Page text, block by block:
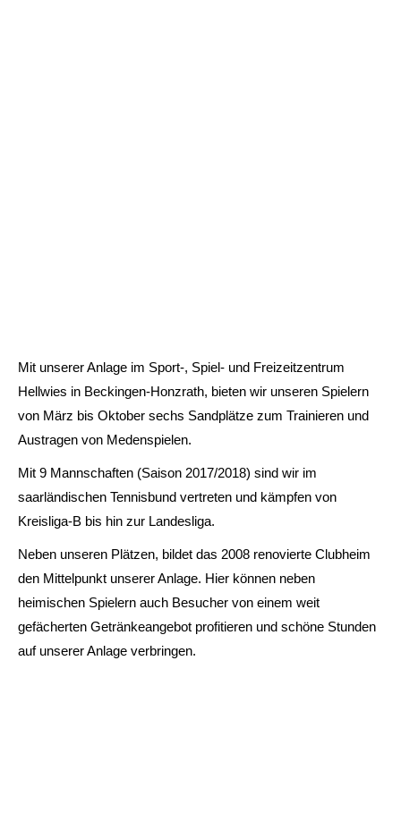
Mit unserer Anlage im Sport-, Spiel- und Freizeitzentrum
Hellwies in Beckingen-Honzrath, bieten wir unseren Spielern
von März bis Oktober sechs Sandplätze zum Trainieren und
Austragen von Medenspielen.
Mit 9 Mannschaften (Saison 2017/2018) sind wir im
saarländischen Tennisbund vertreten und kämpfen von
Kreisliga-B bis hin zur Landesliga.
Neben unseren Plätzen, bildet das 2008 renovierte Clubheim
den Mittelpunkt unserer Anlage. Hier können neben
heimischen Spielern auch Besucher von einem weit
gefächerten Getränkeangebot profitieren und schöne Stunden
auf unserer Anlage verbringen.